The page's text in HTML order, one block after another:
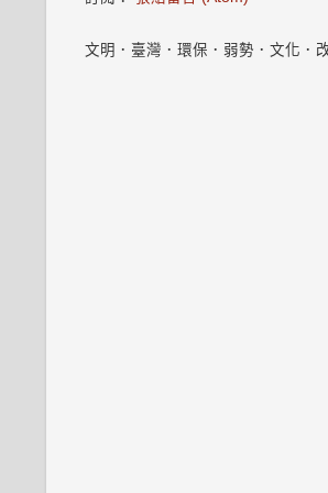
文明．臺灣．環保．弱勢．文化．